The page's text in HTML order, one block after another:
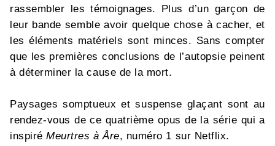
rassembler les témoignages. Plus d’un garçon de
leur bande semble avoir quelque chose à cacher, et
les éléments matériels sont minces. Sans compter
que les premières conclusions de l’autopsie peinent
à déterminer la cause de la mort.
Paysages somptueux et suspense glaçant sont au
rendez-vous de ce quatrième opus de la série qui a
inspiréMeurtres à Åre, numéro 1 sur Netflix.